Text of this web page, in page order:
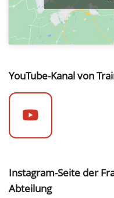
YouTube-Kanal von
Instagram-Seite der
Abteilung